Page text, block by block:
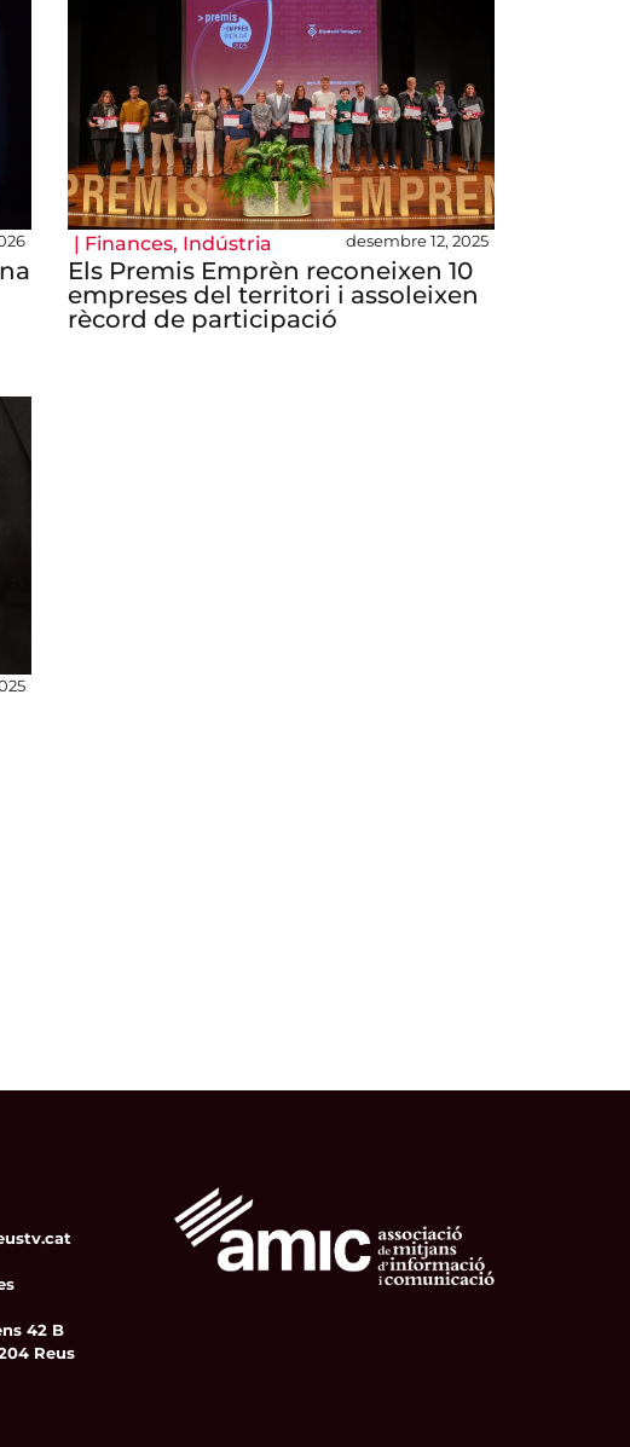
| Finances, Indústria desembre 12, 2025
Els Premis Emprèn reconeixen 10
empreses del territori i assoleixen
rècord de participació
42 B
Reus